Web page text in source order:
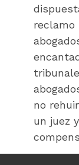
reclamo
no
un juez